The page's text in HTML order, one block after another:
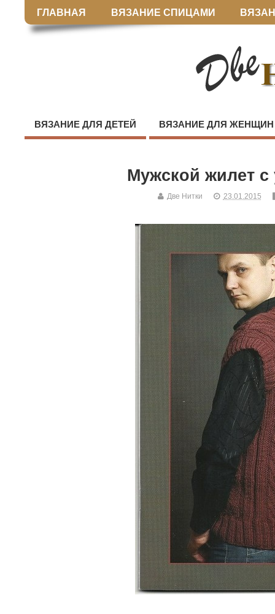
ГЛАВНАЯ ВЯЗАНИЕ СПИЦАМИ
ВЯЗАНИЕ ДЛЯ ДЕТЕЙ ВЯЗАНИЕ ДЛЯ ЖЕНЩИН
Мужской жилет с
Две Нитки 23.01.2015